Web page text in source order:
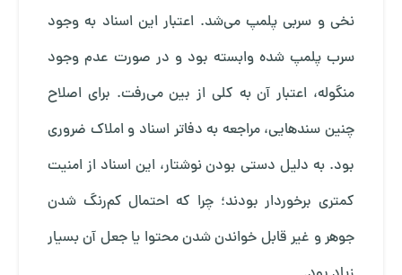
نخی و سربی پلمپ می‌شد. اعتبار این اسناد به وجود
سرب پلمپ شده وابسته بود و در صورت عدم وجود
منگوله، اعتبار آن به کلی از بین می‌رفت. برای اصلاح
چنین سندهایی، مراجعه به دفاتر اسناد و املاک ضروری
بود. به دلیل دستی بودن نوشتار، این اسناد از امنیت
کمتری برخوردار بودند؛ چرا که احتمال کم‌رنگ شدن
جوهر و غیر قابل خواندن شدن محتوا یا جعل آن بسیار